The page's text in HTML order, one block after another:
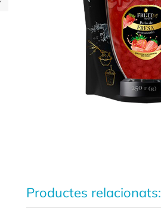
Productes relacionats: